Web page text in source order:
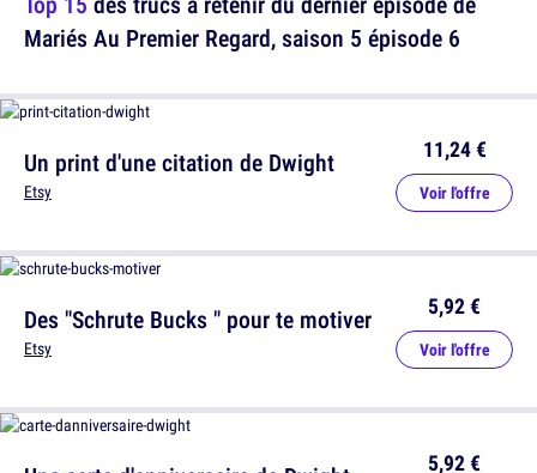
Un print d'une citation de Dwight
Etsy
11,24 €
Voir l'offre
5,92 €
Mariés Au Premier Regard, saison 5 épisode 6
Des "Schrute Bucks " pour te motiver
Etsy
5,92 €
Voir l'offre